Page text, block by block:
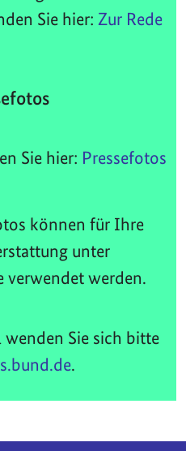
Sie hier: Zur Rede
Sie hier: Pressefotos
können für Ihre
unter
verwendet werden.
wenden Sie sich bitte
.